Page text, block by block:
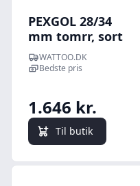
PEXGOL 28/34
mm tomrr, sort
m/20 iso - 50 m/rl
- 50 meter
WATTOO.DK
Bedste pris
1.646 kr.
Til butik